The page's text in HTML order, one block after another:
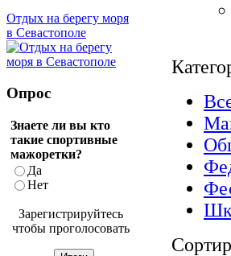
Отдых на берегу моря
в Севастополе
Опрос
Знаете ли вы кто
такие спортивные
мажоретки?
Да
Нет
Зарегистрируйтесь
чтобы проголосовать